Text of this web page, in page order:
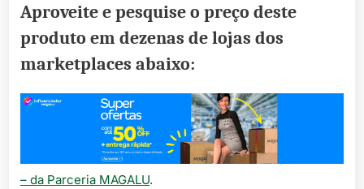
Aproveite e pesquise o preço deste
produto em dezenas de lojas dos
marketplaces abaixo:
– da Parceria MAGALU.